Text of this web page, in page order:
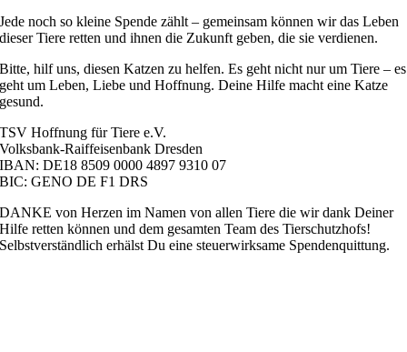
Jede noch so kleine Spende zählt – gemeinsam können wir das Leben
dieser Tiere retten und ihnen die Zukunft geben, die sie verdienen.
Bitte, hilf uns, diesen Katzen zu helfen. Es geht nicht nur um Tiere – es
geht um Leben, Liebe und Hoffnung. Deine Hilfe macht eine Katze
gesund.
TSV Hoffnung für Tiere e.V.
Volksbank-Raiffeisenbank Dresden
IBAN: DE18 8509 0000 4897 9310 07
BIC: GENO DE F1 DRS
DANKE von Herzen im Namen von allen Tiere die wir dank Deiner
Hilfe retten können und dem gesamten Team des Tierschutzhofs!
Selbstverständlich erhälst Du eine steuerwirksame Spendenquittung.